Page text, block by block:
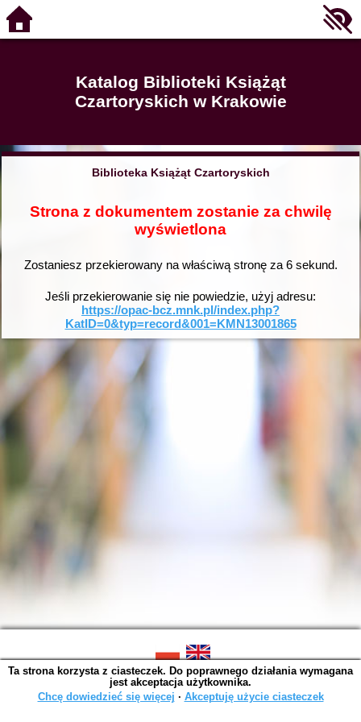
Katalog Biblioteki Książąt
Czartoryskich w Krakowie
Biblioteka Książąt Czartoryskich
Strona z dokumentem zostanie za chwilę
wyświetlona
Zostaniesz przekierowany na właściwą stronę za 6sekund.
Jeśli przekierowanie się nie powiedzie, użyj adresu:
https://opac-bcz.mnk.pl/index.php?
KatID=0&typ=record&001=KMN13001865
SOWA OPAC v. 6.11.10 (2026-07-24)
Wygenerowano w 0,0016 s.
Ta strona korzysta z ciasteczek. Do poprawnego działania wymagana
jest akceptacja użytkownika.
Chcę dowiedzieć się więcej ∙ Akceptuję użycie ciasteczek